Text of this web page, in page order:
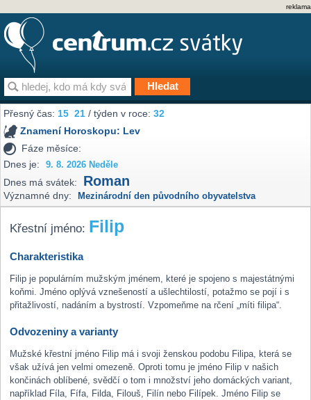
reklama
Přesný čas:15 21 / týden v roce:32
Znamení Horoskopu: Lev
Fáze měsíce:
Dnes je:
9. 8. 2026 Neděle
Dnes má svátek: Roman
Významné dny: Mezinárodní den původního obyvatelstva
Křestní jméno: Filip
Charakteristika
Filip je populárním mužským jménem, které je spojeno s majestátnými
koňmi. Jméno oplývá vznešeností a ušlechtilostí, potažmo se pojí i s
přitažlivostí, nadáním a bystrostí. Vzpomeňme na rčení „míti filipa“.
Odvozeniny a varianty
Mužské křestní jméno Filip má i svoji ženskou podobu Filipa, která se
však užívá jen velmi omezeně. Oproti tomu je jméno Filip v našich
končinách oblíbené, svědčí o tom i množství jeho domáckých variant,
například Fíla, Fífa, Filda, Filouš, Filín nebo Filípek. Jméno Filip se